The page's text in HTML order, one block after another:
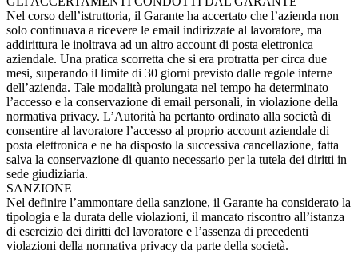
Nel corso dell’istruttoria, il Garante ha accertato che l’azienda non
solo continuava a ricevere le email indirizzate al lavoratore, ma
addirittura le inoltrava ad un altro account di posta elettronica
aziendale. Una pratica scorretta che si era protratta per circa due
mesi, superando il limite di 30 giorni previsto dalle regole interne
dell’azienda. Tale modalità prolungata nel tempo ha determinato
l’accesso e la conservazione di email personali, in violazione della
normativa privacy. L’Autorità ha pertanto ordinato alla società di
consentire al lavoratore l’accesso al proprio account aziendale di
posta elettronica e ne ha disposto la successiva cancellazione, fatta
salva la conservazione di quanto necessario per la tutela dei diritti in
sede giudiziaria.
SANZIONE
Nel definire l’ammontare della sanzione, il Garante ha considerato la
tipologia e la durata delle violazioni, il mancato riscontro all’istanza
di esercizio dei diritti del lavoratore e l’assenza di precedenti
violazioni della normativa privacy da parte della società.